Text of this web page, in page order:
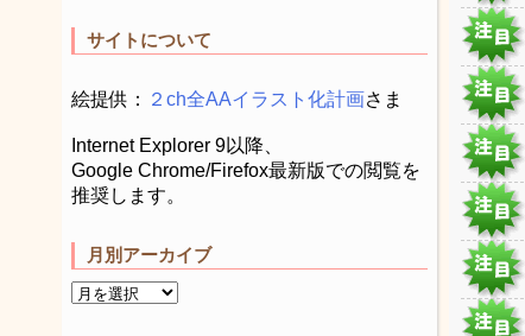
サイトについて
絵提供： ２ch全AAイラスト化計画さま
Internet Explorer 9以降、
Google Chrome/Firefox最新版での閲覧を
推奨します。
月別アーカイブ